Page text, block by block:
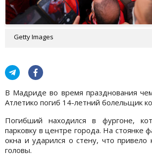
Getty Images
В Мадриде во время празднования
Атлетико погиб 14-летний болельщик
Погибший находился в фургоне,
парковку в центре города. На стоянке
окна и ударился о стену, что привело
головы.